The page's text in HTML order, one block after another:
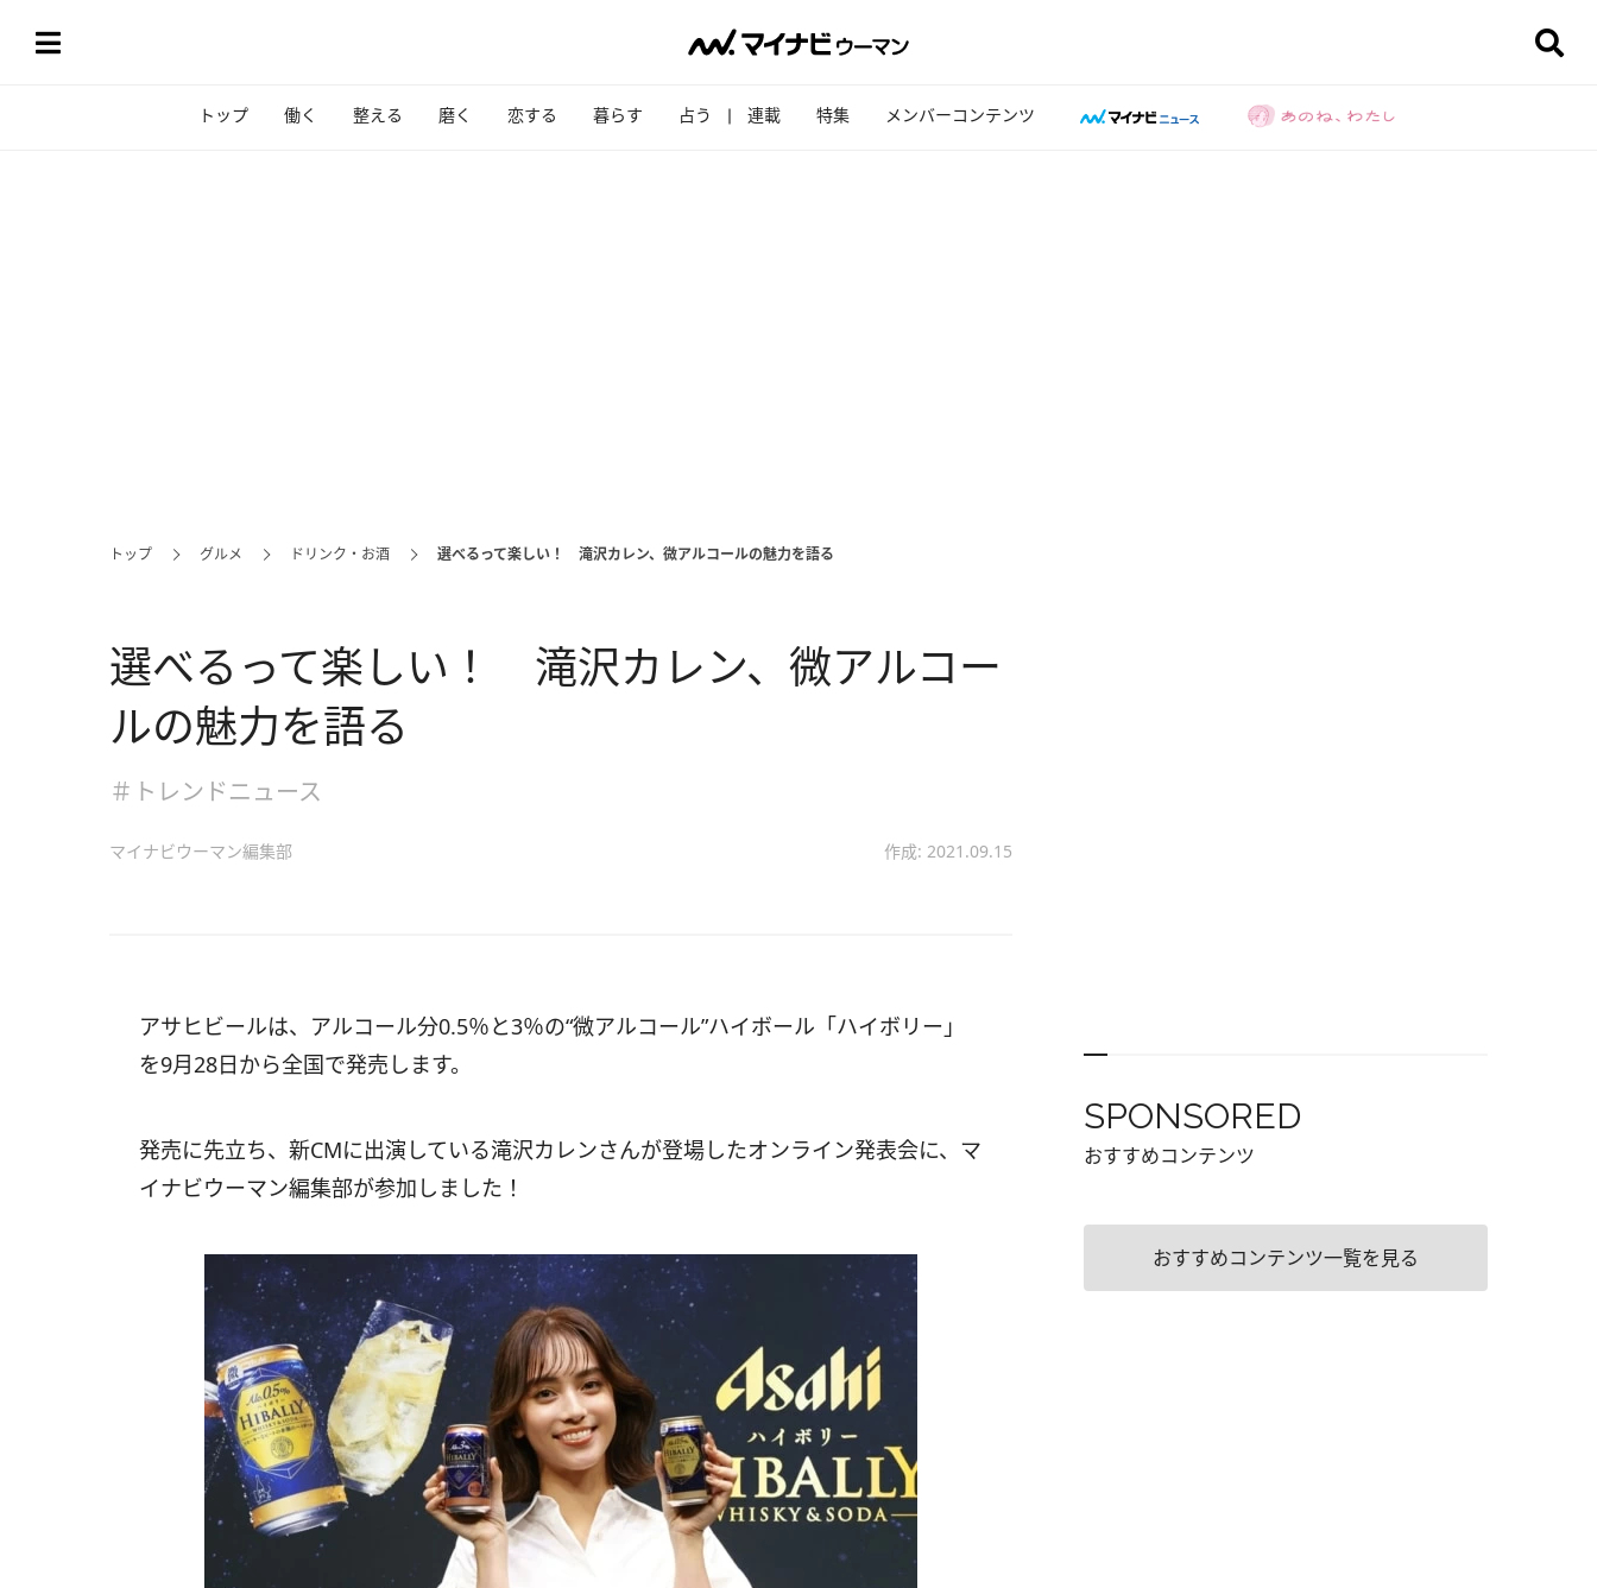
トップ 働く 整える 磨く 恋する 暮らす 占う 連載 特集 メンバーコンテンツ
トップ グルメ ドリンク・お酒 選べるって楽しい！ 滝沢カレン、微アルコールの魅力を語る
選べるって楽しい！ 滝沢カレン、微アルコー
ルの魅力を語る
＃トレンドニュース
マイナビウーマン編集部 作成: 2021.09.15
アサヒビールは、アルコール分0.5％と3％の“微アルコール”ハイボール「ハイボリー」
を9月28日から全国で発売します。
発売に先立ち、新CMに出演している滝沢カレンさんが登場したオンライン発表会に、マ
イナビウーマン編集部が参加しました！
SPONSORED
おすすめコンテンツ
おすすめコンテンツ一覧を見る